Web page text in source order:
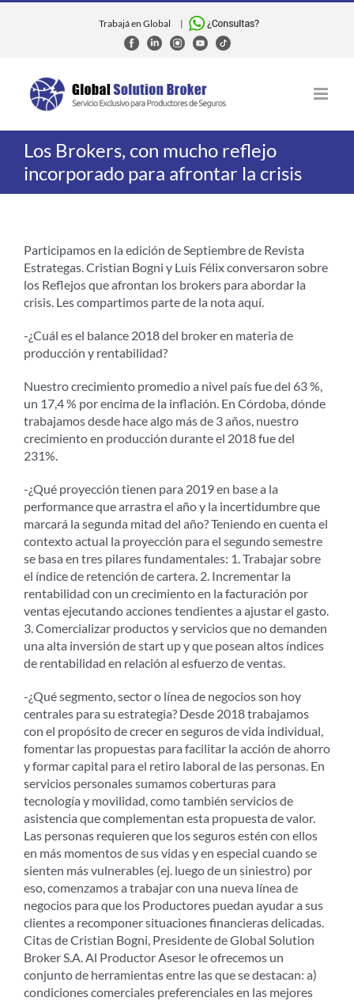
Skip
Trabajá en Global |
Los Brokers, con mucho reflejo
incorporado para afrontar la crisis
Participamos en la edición de Septiembre de Revista
Estrategas. Cristian Bogni y Luis Félix conversaron sobre
los Reflejos que afrontan los brokers para abordar la
crisis. Les compartimos parte de la nota aquí.
-¿Cuál es el balance 2018 del broker en materia de
producción y rentabilidad?
Nuestro crecimiento promedio a nivel país fue del 63 %,
un 17,4 % por encima de la inflación. En Córdoba, dónde
trabajamos desde hace algo más de 3 años, nuestro
crecimiento en producción durante el 2018 fue del
231%.
-¿Qué proyección tienen para 2019 en base a la
performance que arrastra el año y la incertidumbre que
marcará la segunda mitad del año? Teniendo en cuenta el
contexto actual la proyección para el segundo semestre
se basa en tres pilares fundamentales: 1. Trabajar sobre
el índice de retención de cartera. 2. Incrementar la
rentabilidad con un crecimiento en la facturación por
ventas ejecutando acciones tendientes a ajustar el gasto.
3. Comercializar productos y servicios que no demanden
una alta inversión de start up y que posean altos índices
de rentabilidad en relación al esfuerzo de ventas.
-¿Qué segmento, sector o línea de negocios son hoy
centrales para su estrategia? Desde 2018 trabajamos
con el propósito de crecer en seguros de vida individual,
fomentar las propuestas para facilitar la acción de ahorro
y formar capital para el retiro laboral de las personas. En
servicios personales sumamos coberturas para
tecnología y movilidad, como también servicios de
asistencia que complementan esta propuesta de valor.
Las personas requieren que los seguros estén con ellos
en más momentos de sus vidas y en especial cuando se
sienten más vulnerables (ej. luego de un siniestro) por
eso, comenzamos a trabajar con una nueva línea de
negocios para que los Productores puedan ayudar a sus
clientes a recomponer situaciones financieras delicadas.
Citas de Cristian Bogni, Presidente de Global Solution
Broker S.A. Al Productor Asesor le ofrecemos un
conjunto de herramientas entre las que se destacan: a)
condiciones comerciales preferenciales en las mejores